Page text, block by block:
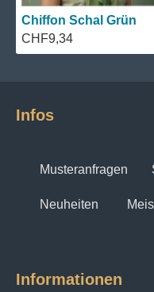
Chiffon Schal Grün
CHF9,34
Infos
Musteranfragen
Neuheiten
Informationen